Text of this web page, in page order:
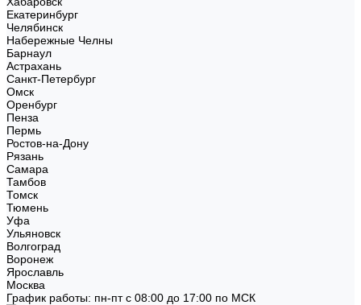
Екатеринбург
Челябинск
Набережные Челны
Барнаул
Астрахань
Санкт-Петербург
Омск
Оренбург
Пенза
Пермь
Ростов-на-Дону
Рязань
Самара
Тамбов
Томск
Тюмень
Уфа
Ульяновск
Волгоград
Воронеж
Ярославль
Москва
График работы: пн-пт с 08:00 до 17:00 по МСК